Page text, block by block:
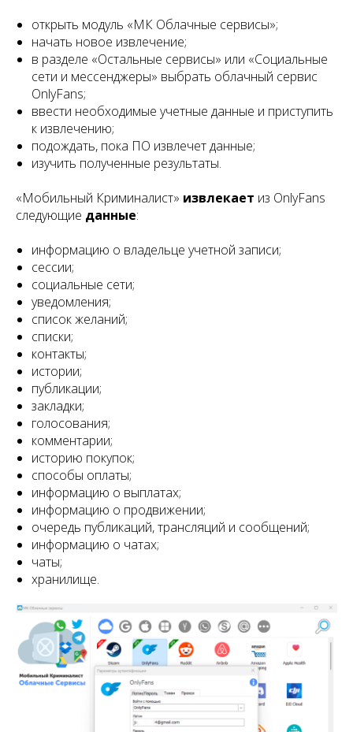
открыть модуль «МК Облачные cервисы»;
начать новое извлечение;
в разделе «Остальные сервисы» или «Социальные
сети и мессенджеры» выбрать облачный сервис
OnlyFans;
ввести необходимые учетные данные и приступить
к извлечению;
подождать, пока ПО извлечет данные;
изучить полученные результаты.
«Мобильный Криминалист» извлекает из OnlyFans
следующие данные:
информацию о владельце учетной записи;
сессии;
социальные сети;
уведомления;
список желаний;
списки;
контакты;
истории;
публикации;
закладки;
голосования;
комментарии;
историю покупок;
способы оплаты;
информацию о выплатах;
информацию о продвижении;
очередь публикаций, трансляций и сообщений;
информацию о чатах;
чаты;
хранилище.